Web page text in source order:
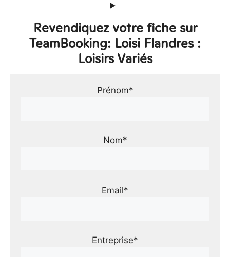
Revendiquez votre fiche sur
TeamBooking: Loisi Flandres :
Loisirs Variés
Prénom*
Nom*
Email*
Entreprise*